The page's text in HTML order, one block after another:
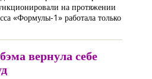
на протяжении
«Формулы-1» работала только
вернула себе